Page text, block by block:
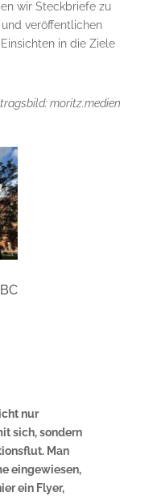
wir Steckbriefe zu
veröffentlichen
in die Ziele
moritz.medien
nur
sich, sondern
Man
eingewiesen,
ein Flyer,